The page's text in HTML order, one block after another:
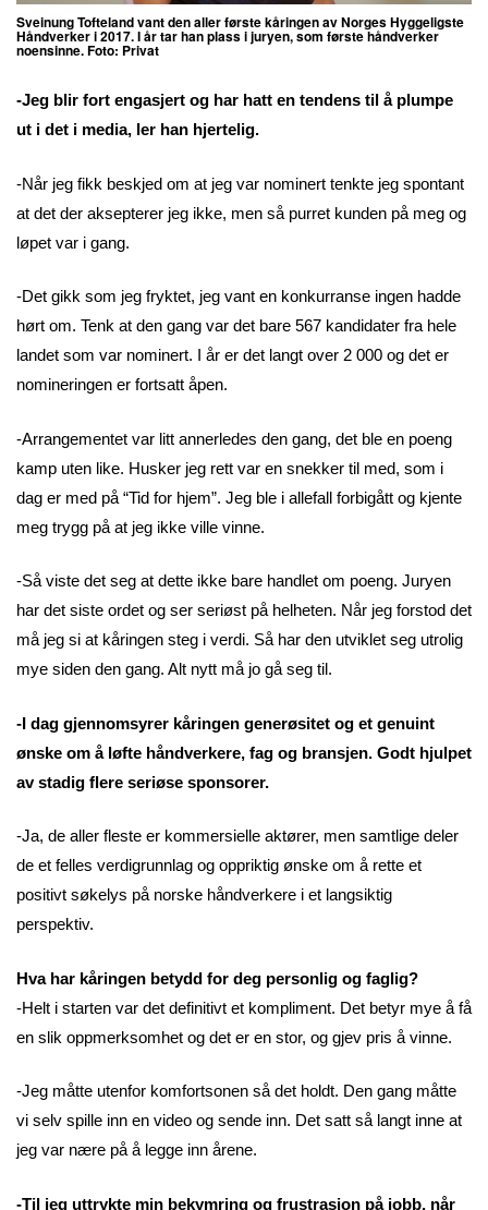
Sveinung Tofteland vant den aller første kåringen av Norges Hyggeligste
Håndverker i 2017. I år tar han plass i juryen, som første håndverker
noensinne. Foto: Privat
-Jeg blir fort engasjert og har hatt en tendens til å plumpe
ut i det i media, ler han hjertelig.
-Når jeg fikk beskjed om at jeg var nominert tenkte jeg spontant
at det der aksepterer jeg ikke, men så purret kunden på meg og
løpet var i gang.
-Det gikk som jeg fryktet, jeg vant en konkurranse ingen hadde
hørt om. Tenk at den gang var det bare 567 kandidater fra hele
landet som var nominert. I år er det langt over 2 000 og det er
nomineringen er fortsatt åpen.
-Arrangementet var litt annerledes den gang, det ble en poeng
kamp uten like. Husker jeg rett var en snekker til med, som i
dag er med på “Tid for hjem”. Jeg ble i allefall forbigått og kjente
meg trygg på at jeg ikke ville vinne.
-Så viste det seg at dette ikke bare handlet om poeng. Juryen
har det siste ordet og ser seriøst på helheten. Når jeg forstod det
må jeg si at kåringen steg i verdi. Så har den utviklet seg utrolig
mye siden den gang. Alt nytt må jo gå seg til.
-I dag gjennomsyrer kåringen generøsitet og et genuint
ønske om å løfte håndverkere, fag og bransjen. Godt hjulpet
av stadig flere seriøse sponsorer.
-Ja, de aller fleste er kommersielle aktører, men samtlige deler
de et felles verdigrunnlag og oppriktig ønske om å rette et
positivt søkelys på norske håndverkere i et langsiktig
perspektiv.
Hva har kåringen betydd for deg personlig og faglig?
-Helt i starten var det definitivt et kompliment. Det betyr mye å få
en slik oppmerksomhet og det er en stor, og gjev pris å vinne.
-Jeg måtte utenfor komfortsonen så det holdt. Den gang måtte
vi selv spille inn en video og sende inn. Det satt så langt inne at
jeg var nære på å legge inn årene.
-Til jeg uttrykte min bekymring og frustrasjon på jobb, når